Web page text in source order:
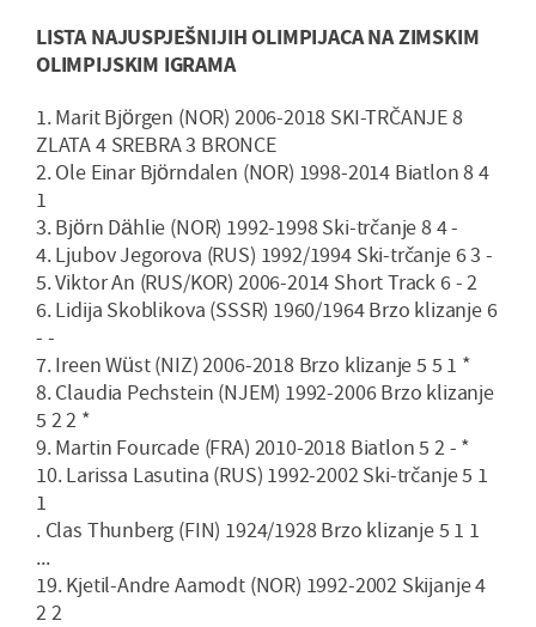
LISTA NAJUSPJEŠNIJIH OLIMPIJACA NA ZIMSKIM
OLIMPIJSKIM IGRAMA
1. Marit Björgen (NOR) 2006-2018 SKI-TRČANJE 8
ZLATA 4 SREBRA 3 BRONCE
2. Ole Einar Björndalen (NOR) 1998-2014 Biatlon 8 4
1
3. Björn Dählie (NOR) 1992-1998 Ski-trčanje 8 4 -
4. Ljubov Jegorova (RUS) 1992/1994 Ski-trčanje 6 3 -
5. Viktor An (RUS/KOR) 2006-2014 Short Track 6 - 2
6. Lidija Skoblikova (SSSR) 1960/1964 Brzo klizanje 6
- -
7. Ireen Wüst (NIZ) 2006-2018 Brzo klizanje 5 5 1 *
8. Claudia Pechstein (NJEM) 1992-2006 Brzo klizanje
5 2 2 *
9. Martin Fourcade (FRA) 2010-2018 Biatlon 5 2 - *
10. Larissa Lasutina (RUS) 1992-2002 Ski-trčanje 5 1
1
. Clas Thunberg (FIN) 1924/1928 Brzo klizanje 5 1 1
...
19. Kjetil-Andre Aamodt (NOR) 1992-2002 Skijanje 4
2 2